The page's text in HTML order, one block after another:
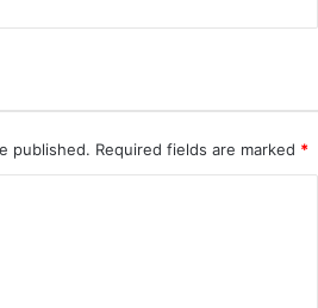
published. Required fields are marked *